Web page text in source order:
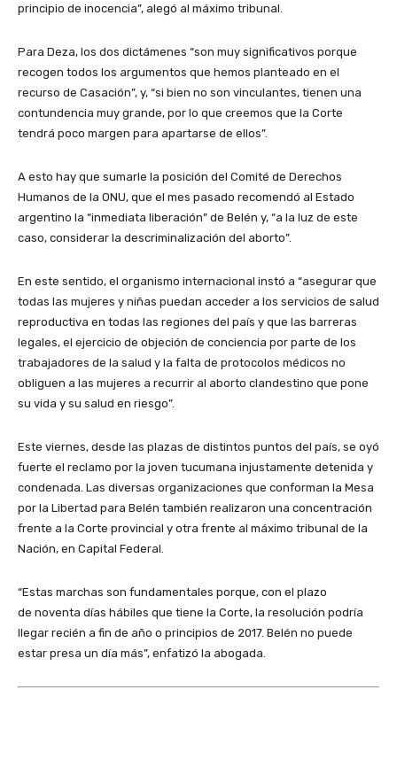
principio de inocencia”, alegó al máximo tribunal.
Para Deza, los dos dictámenes “son muy significativos porque
recogen todos los argumentos que hemos planteado en el
recurso de Casación”, y, “si bien no son vinculantes, tienen una
contundencia muy grande, por lo que creemos que la Corte
tendrá poco margen para apartarse de ellos”.
A esto hay que sumarle la posición del Comité de Derechos
Humanos de la ONU, que el mes pasado recomendó al Estado
argentino la “inmediata liberación” de Belén y, “a la luz de este
caso, considerar la descriminalización del aborto”.
En este sentido, el organismo internacional instó a “asegurar que
todas las mujeres y niñas puedan acceder a los servicios de salud
reproductiva en todas las regiones del país y que las barreras
legales, el ejercicio de objeción de conciencia por parte de los
trabajadores de la salud y la falta de protocolos médicos no
obliguen a las mujeres a recurrir al aborto clandestino que pone
su vida y su salud en riesgo”.
Este viernes, desde las plazas de distintos puntos del país, se oyó
fuerte el reclamo por la joven tucumana injustamente detenida y
condenada. Las diversas organizaciones que conforman la Mesa
por la Libertad para Belén también realizaron una concentración
frente a la Corte provincial y otra frente al máximo tribunal de la
Nación, en Capital Federal.
“Estas marchas son fundamentales porque, con el plazo
de noventa días hábiles que tiene la Corte, la resolución podría
llegar recién a fin de año o principios de 2017. Belén no puede
estar presa un día más”, enfatizó la abogada.